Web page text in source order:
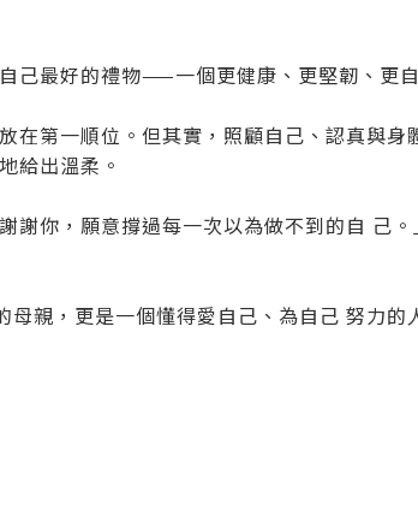
己最好的禮物——一個更健康、更堅韌、更
在第一順位。但其實，照顧自己、認真與身
給出溫柔。
謝你，願意撐過每一次以為做不到的自 己
親，更是一個懂得愛自己、為自己 努力的